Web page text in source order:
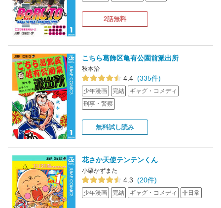
2話無料
こちら葛飾区亀有公園前派出所
秋本治
4.4 (335件)
少年漫画 完結
ギャグ・コメディ
刑事・警察
無料試し読み
花さか天使テンテンくん
小栗かずまた
4.3 (20件)
少年漫画 完結 ギャグ・コメディ 非日常